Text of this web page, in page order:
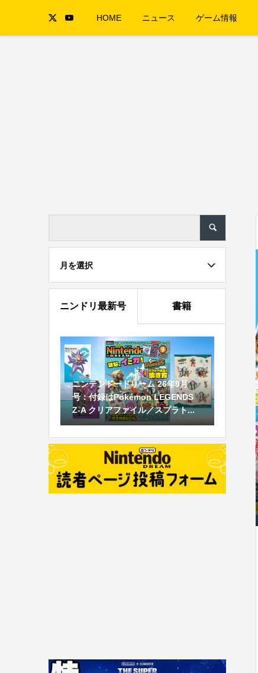
HOME ニュース ゲーム情報
月を選択
ニンドリ最新号 書籍
ニンテンドードリーム 26年9月
号：付録はPokémon LEGENDS
Z-A クリアファイル／スプラト...